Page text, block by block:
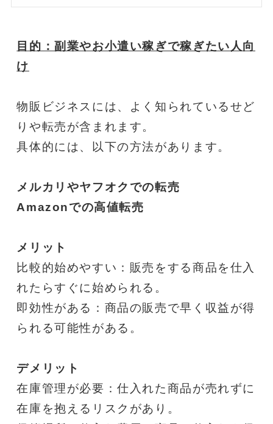
目的：副業やお小遣い稼ぎで稼ぎたい人向
け
物販ビジネスには、よく知られているせど
りや転売が含まれます。
具体的には、以下の方法があります。
メルカリやヤフオクでの転売
Amazonでの高値転売
メリット
比較的始めやすい：販売をする商品を仕入
れたらすぐに始められる。
即効性がある：商品の販売で早く収益が得
られる可能性がある。
デメリット
在庫管理が必要：仕入れた商品が売れずに
在庫を抱えるリスクがあり。